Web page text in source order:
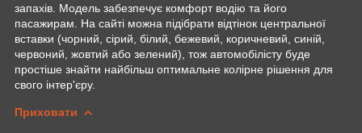
запахів. Модель забезпечує комфорт водію та його
пасажирам. На сайті можна підібрати відтінок центральної
вставки (чорний, сірий, білий, бежевий, коричневий, синій,
червоний, жовтий або зелений), тож автомобілісту буде
простіше знайти найбільш оптимальне колірне рішення для
свого інтер'єру.
Приховати